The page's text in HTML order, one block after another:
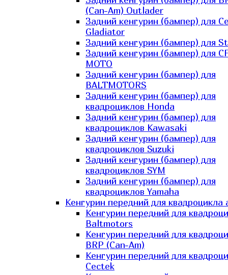
(Can-Am) Outlader
Задний кенгурин (бампер) для
Gladiator
Задний кенгурин (бампер) для
Задний кенгурин (бампер) для
MOTO
Задний кенгурин (бампер) для
BALTMOTORS
Задний кенгурин (бампер) для
квадроциклов Honda
Задний кенгурин (бампер) для
квадроциклов Kawasaki
Задний кенгурин (бампер) для
квадроциклов Suzuki
Задний кенгурин (бампер) для
квадроциклов SYM
Задний кенгурин (бампер) для
квадроциклов Yamaha
Кенгурин передний для квадроцикла
Кенгурин передний для
Baltmotors
Кенгурин передний для
BRP (Can-Am)
Кенгурин передний для
Cectek